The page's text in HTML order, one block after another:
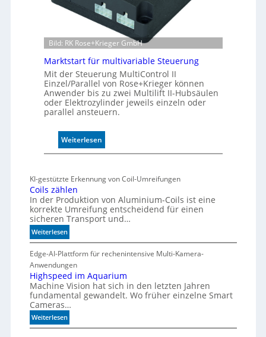
e
g
e
s
o
r
ü
b
r
w
a
h
t
h
e
m
i
c
h
e
Bild: RK Rose+Krieger GmbH
Marktstart für multivariable Steuerung
Mit der Steuerung MultiControl II
Einzel/Parallel von Rose+Krieger können
Anwender bis zu zwei Multilift II-Hubsäulen
oder Elektrozylinder jeweils einzeln oder
parallel ansteuern.
Weiterlesen:
M
k
t
s
t
r
t
ü
r
m
t
KI-gestützte Erkennung von Coil-Umreifungen
Coils zählen
In der Produktion von Aluminium-Coils ist eine
korrekte Umreifung entscheidend für einen
sicheren Transport und…
Weiterlesen:
C
o
i
l
s
z
ä
h
l
Edge-AI-Plattform für rechenintensive Multi-Kamera-
Anwendungen
Highspeed im Aquarium
Machine Vision hat sich in den letzten Jahren
fundamental gewandelt. Wo früher einzelne Smart
Cameras…
Weiterlesen:
H